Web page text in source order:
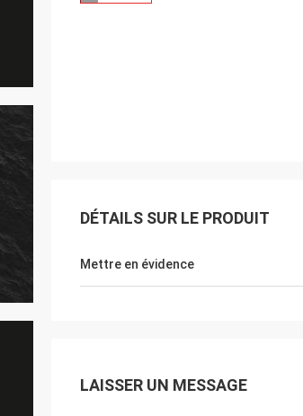
J'aime les produits et services fournis par
notre intérêt.
DÉTAILS SUR LE PRODUIT
Mettre en évidence
LAISSER UN MESSAGE